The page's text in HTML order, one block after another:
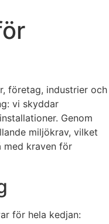
företag, industrier och
vi skyddar
Genom
miljökrav, vilket
med kraven för
för hela kedjan: